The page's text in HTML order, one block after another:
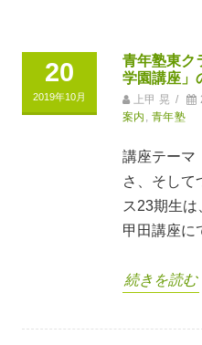
20
2019年10月
青年塾東ク
学園講座」
上甲 晃 /
案内
青年塾
講座テーマ
さ、そして
ス23期生は
甲田講座に
続きを読む